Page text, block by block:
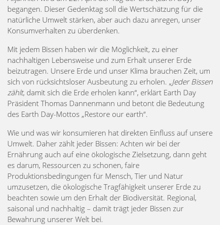
begangen. Dieser Gedenktag soll die Wertschätzung für die
natürliche Umwelt stärken, aber auch dazu anregen, unser
Konsumverhalten zu überdenken.
Mit jedem Bissen haben wir die Möglichkeit, zu einer
nachhaltigen Lebensweise und zum Erhalt unserer Erde
beizutragen. Unsere Erde und unser Klima brauchen Zeit, um
sich von rücksichtsloser Ausbeutung zu erholen. „Jeder Bissen
zählt, damit sich die Erde erholen kann“, erklärt Earth Day
Präsident Thomas Dannenmann und betont die Bedeutung
des Earth Day-Mottos „Restore our earth“.
Wie und was wir konsumieren hat direkten Einfluss auf unsere
Umwelt. Daher zählt jeder Bissen: Achten wir bei der
Ernährung auch auf eine ökologische Zielsetzung, dann geht
es darum, Ressourcen zu schonen, faire
Produktionsbedingungen für Mensch, Tier und Natur
umzusetzen, die ökologische Tragfähigkeit unserer Erde zu
beachten sowie um den Erhalt der Biodiversität. Regional,
saisonal und nachhaltig – damit trägt jeder Bissen zur
Bewahrung unserer Welt bei.